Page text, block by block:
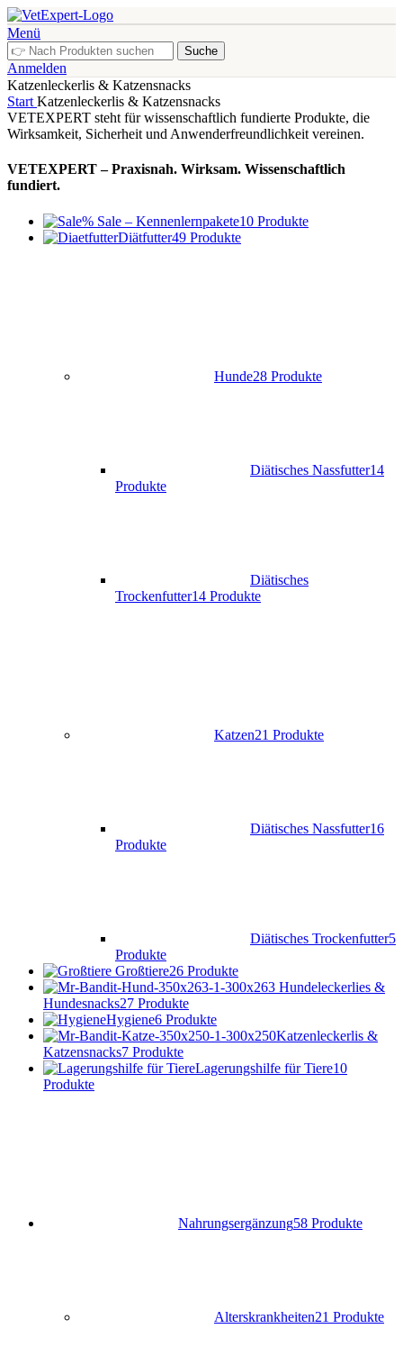
Menü
Suche
Anmelden
Katzenleckerlis & Katzensnacks
Start Katzenleckerlis & Katzensnacks
VETEXPERT steht für wissenschaftlich fundierte Produkte, die
Wirksamkeit, Sicherheit und Anwenderfreundlichkeit vereinen.
VETEXPERT – Praxisnah. Wirksam. Wissenschaftlich
fundiert.
% Sale – Kennenlernpakete10 Produkte
Diätfutter49 Produkte
Hunde28 Produkte
Diätisches Nassfutter14
Produkte
Diätisches
Trockenfutter14 Produkte
Katzen21 Produkte
Diätisches Nassfutter16
Produkte
Diätisches Trockenfutter5
Produkte
Großtiere26 Produkte
Hundeleckerlies &
Hundesnacks27 Produkte
Hygiene6 Produkte
Katzenleckerlis &
Katzensnacks7 Produkte
Lagerungshilfe für Tiere10
Produkte
Nahrungsergänzung58 Produkte
Alterskrankheiten21 Produkte